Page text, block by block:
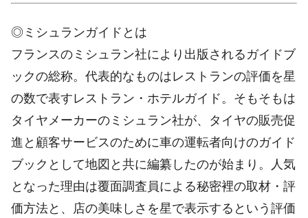
◎ミシュランガイドとは
フランスのミシュラン社により出版されるガイドブ
ックの総称。代表的なものはレストランの評価を星
の数で表すレストラン・ホテルガイド。そもそもは
タイヤメーカーのミシュラン社が、タイヤの販売促
進と顧客サービスのために車の運転者向けのガイド
ブックとして地図と共に編纂したのが始まり。人気
となった理由は覆面調査員による秘密裡の取材・評
価方法と、店の美味しさを星で表示するという評価